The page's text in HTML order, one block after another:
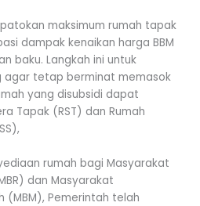
maksimum rumah tapak
dampak kenaikan harga BBM
baku. Langkah ini untuk
agar tetap berminat memasok
yang disubsidi dapat
Tapak (RST) dan Rumah
rumah bagi Masyarakat
dan Masyarakat
(MBM), Pemerintah telah